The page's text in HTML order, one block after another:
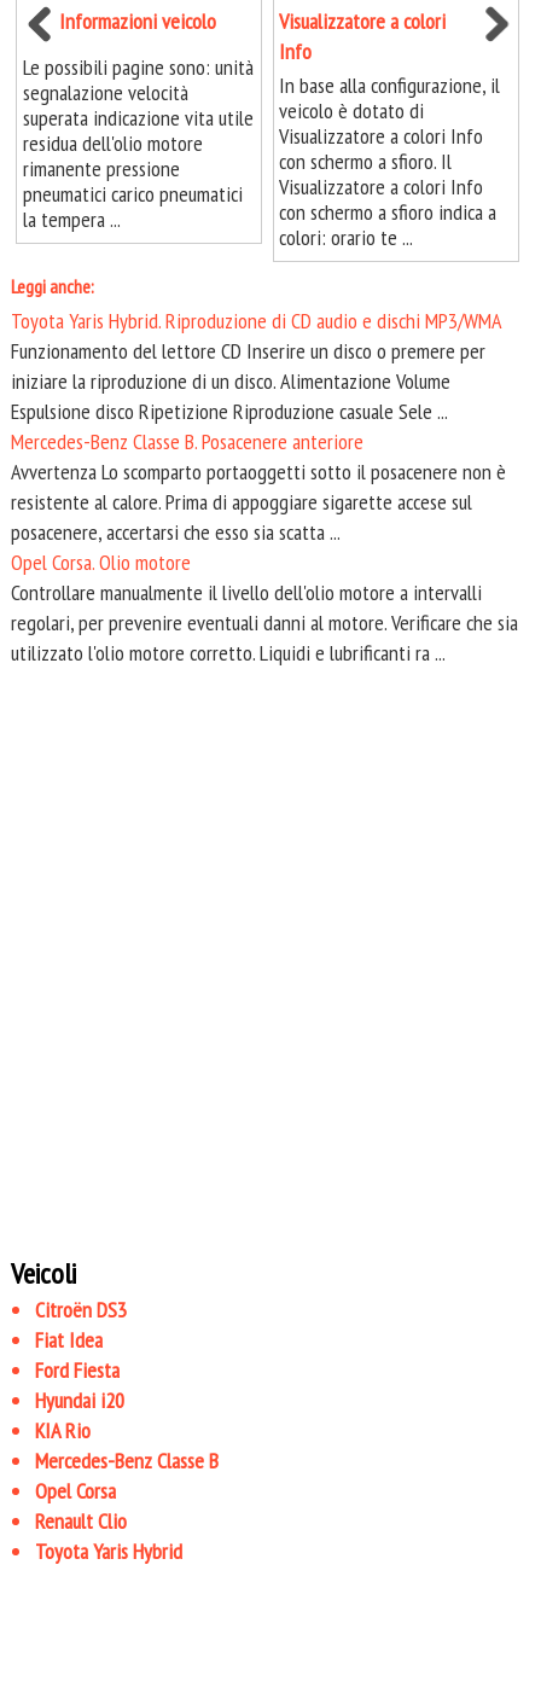
Informazioni veicolo
Le possibili pagine sono: unità
segnalazione velocità
superata indicazione vita utile
residua dell'olio motore
rimanente pressione
pneumatici carico pneumatici
la tempera ...
Visualizzatore a colori
Info
In base alla configurazione, il
veicolo è dotato di
Visualizzatore a colori Info
con schermo a sfioro. Il
Visualizzatore a colori Info
con schermo a sfioro indica a
colori: orario te ...
Leggi anche:
Toyota Yaris Hybrid. Riproduzione di CD audio e dischi MP3/WMA
Funzionamento del lettore CD Inserire un disco o premere per
iniziare la riproduzione di un disco. Alimentazione Volume
Espulsione disco Ripetizione Riproduzione casuale Sele ...
Mercedes-Benz Classe B. Posacenere anteriore
Avvertenza Lo scomparto portaoggetti sotto il posacenere non è
resistente al calore. Prima di appoggiare sigarette accese sul
posacenere, accertarsi che esso sia scatta ...
Opel Corsa. Olio motore
Controllare manualmente il livello dell'olio motore a intervalli
regolari, per prevenire eventuali danni al motore. Verificare che sia
utilizzato l'olio motore corretto. Liquidi e lubrificanti ra ...
Veicoli
Citroën DS3
Fiat Idea
Ford Fiesta
Hyundai i20
KIA Rio
Mercedes-Benz Classe B
Opel Corsa
Renault Clio
Toyota Yaris Hybrid